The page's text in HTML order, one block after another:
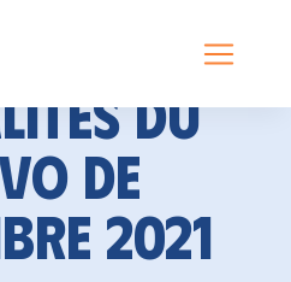
du
de
2021